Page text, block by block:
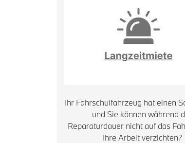
Ihr Fahrschulfahrzeug hat einen
und Sie können während
Reparaturdauer nicht auf das
Ihre Arbeit verzichten?